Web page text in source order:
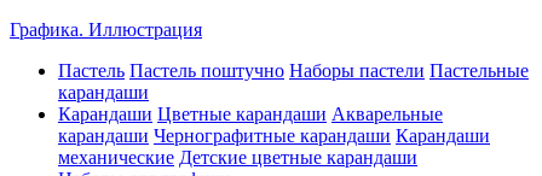
Графика. Иллюстрация
Пастель Пастель поштучно Наборы пастели Пастельные
карандаши
Карандаши Цветные карандаши Акварельные
карандаши Чернографитные карандаши Карандаши
механические Детские цветные карандаши